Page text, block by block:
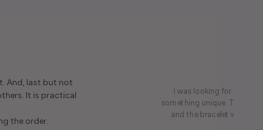
And, last but not
It is practical
the order.
I was looking for a
something unique. This led
and the bracelet was